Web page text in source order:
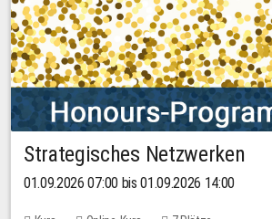
Strategisches Netzwerken
01.09.2026 07:00 bis 01.09.2026 14:00